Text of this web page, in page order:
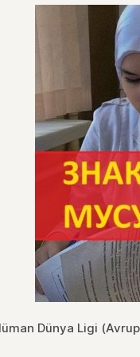
Dünya Ligi